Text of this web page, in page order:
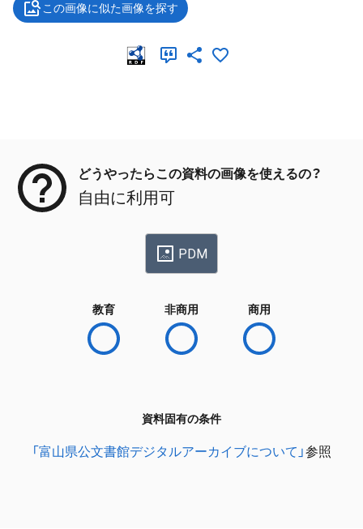
この画像に似た画像を探す
どうやったらこの資料の画像を使えるの？
自由に利用可
PDM
教育 非商用 商用
資料固有の条件
「富山県公文書館デジタルアーカイブについて」参照